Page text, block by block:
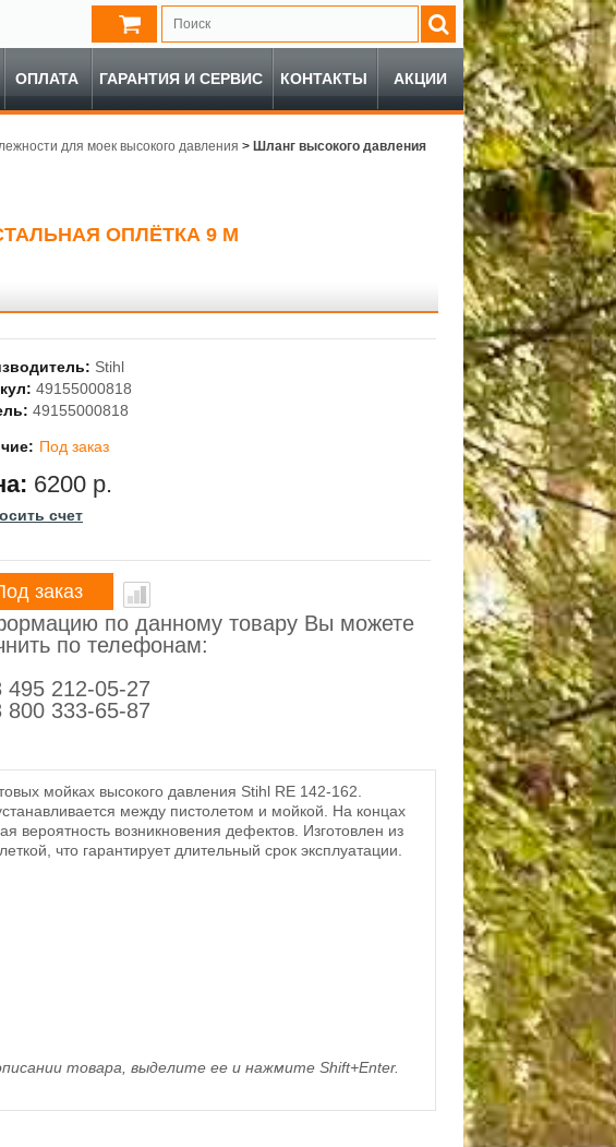
ОПЛАТА ГАРАНТИЯ И СЕРВИС КОНТАКТЫ АКЦИИ
для моек высокого давления > Шланг высокого давления
ОПЛЁТКА 9 М
Stihl
49155000818
49155000818
Под заказ
6200 р.
счет
заказ
по данному товару Вы можете
по телефонам:
495 212-05-27
800 333-65-87
мойках высокого давления Stihl RE 142-162.
между пистолетом и мойкой. На концах
вероятность возникновения дефектов. Изготовлен из
что гарантирует длительный срок эксплуатации.
товара, выделите ее и нажмите Shift+Enter.